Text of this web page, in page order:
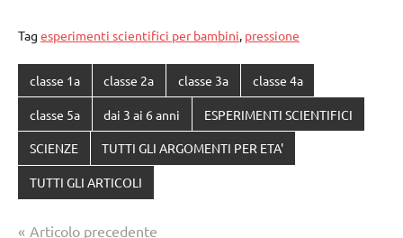
Tag esperimenti scientifici per bambini pressione
classe 1a classe 2a classe 3a classe 4a
classe 5a dai 3 ai 6 anni ESPERIMENTI SCIENTIFICI
SCIENZE TUTTI GLI ARGOMENTI PER ETA'
TUTTI GLI ARTICOLI
Navigazione
Articolo precedente